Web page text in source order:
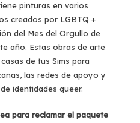
pinturas en varios
creados por LGBTQ +
del Mes del Orgullo de
año. Estas obras de arte
de tus Sims para
las redes de apoyo y
identidades queer.
para reclamar el paquete